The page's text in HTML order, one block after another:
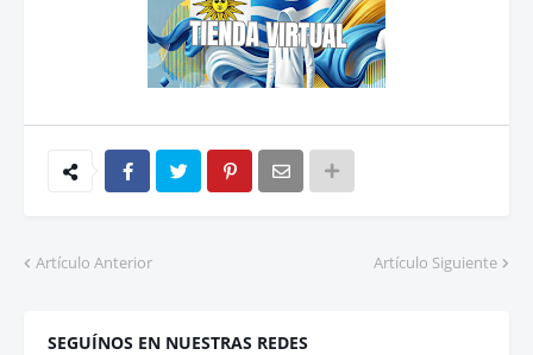
Artículo Anterior Artículo Siguiente
SEGUÍNOS EN NUESTRAS REDES